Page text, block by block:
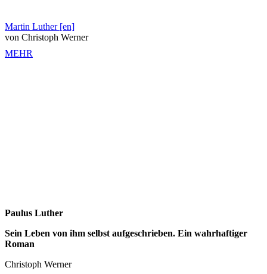
Martin Luther [en]
von Christoph Werner
MEHR
Paulus Luther
Sein Leben von ihm selbst aufgeschrieben. Ein wahrhaftiger
Roman
Christoph Werner